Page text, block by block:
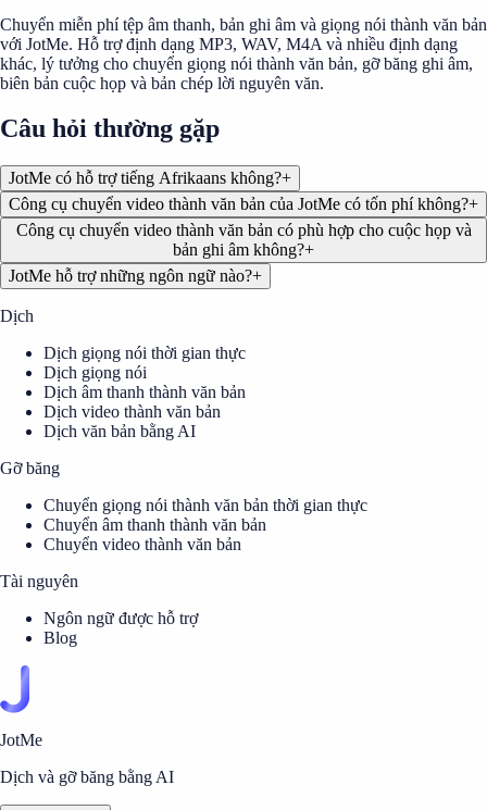
Chuyển miễn phí tệp âm thanh, bản ghi âm và giọng nói thành văn bản
với JotMe. Hỗ trợ định dạng MP3, WAV, M4A và nhiều định dạng
khác, lý tưởng cho chuyển giọng nói thành văn bản, gỡ băng ghi âm,
biên bản cuộc họp và bản chép lời nguyên văn.
Câu hỏi thường gặp
JotMe có hỗ trợ tiếng Afrikaans không?+
Công cụ chuyển video thành văn bản của JotMe có tốn phí không?+
Công cụ chuyển video thành văn bản có phù hợp cho cuộc họp và
bản ghi âm không?+
JotMe hỗ trợ những ngôn ngữ nào?+
Dịch
Dịch giọng nói thời gian thực
Dịch giọng nói
Dịch âm thanh thành văn bản
Dịch video thành văn bản
Dịch văn bản bằng AI
Gỡ băng
Chuyển giọng nói thành văn bản thời gian thực
Chuyển âm thanh thành văn bản
Chuyển video thành văn bản
Tài nguyên
Ngôn ngữ được hỗ trợ
Blog
JotMe
Dịch và gỡ băng bằng AI